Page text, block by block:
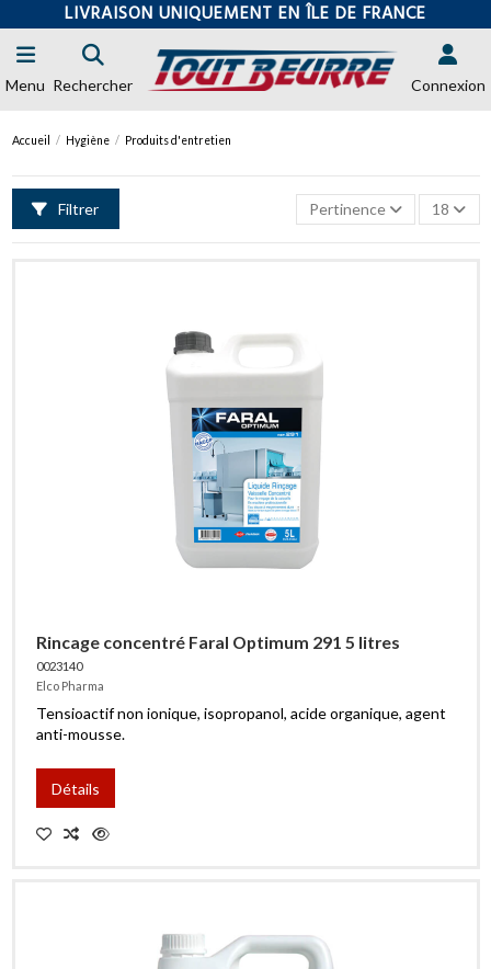
LIVRAISON UNIQUEMENT EN ÎLE DE FRANCE
Menu Rechercher Connexion
Accueil Hygiène Produits d'entretien
Filtrer Pertinence 18
Rincage concentré Faral Optimum 291 5 litres
0023140
Elco Pharma
Tensioactif non ionique, isopropanol, acide organique, agent
anti-mousse.
Détails